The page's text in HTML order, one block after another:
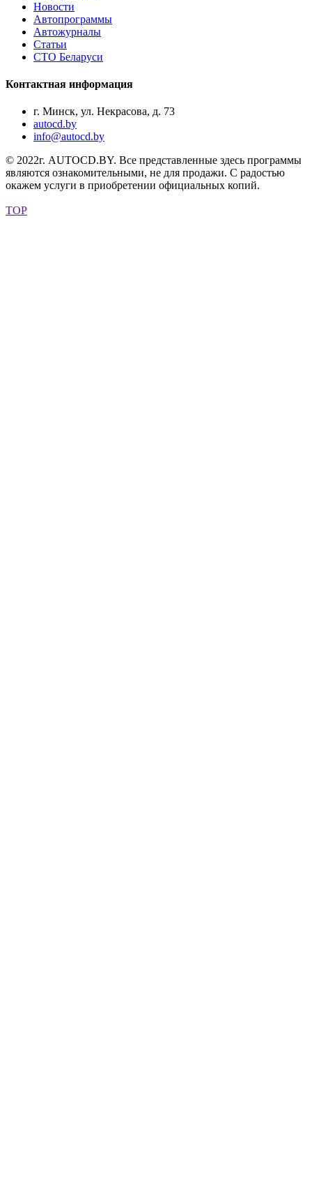
Новости
Автопрограммы
Автожурналы
Статьи
СТО Беларуси
Контактная информация
г. Минск, ул. Некрасова, д. 73
autocd.by
info@autocd.by
© 2022г. AUTOCD.BY. Все представленные здесь программы
являются ознакомительными, не для продажи. С радостью
окажем услуги в приобретении официальных копий.
TOP